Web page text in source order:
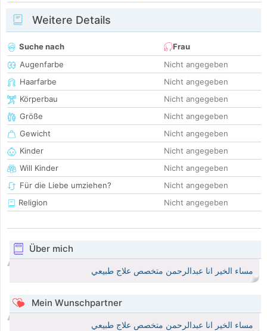
Weitere Details
Suche nach
Frau
Augenfarbe
Nicht angegeben
Haarfarbe
Nicht angegeben
Körperbau
Nicht angegeben
Größe
Nicht angegeben
Gewicht
Nicht angegeben
Kinder
Nicht angegeben
Will Kinder
Nicht angegeben
Für die Liebe umziehen?
Nicht angegeben
Religion
Nicht angegeben
Über mich
مساء الخير انا عبدالرحمن متخصص علاج طبيعي
Mein Wunschpartner
مساء الخير انا عبدالرحمن متخصص علاج طبيعي